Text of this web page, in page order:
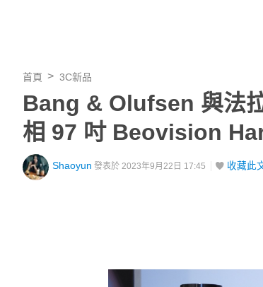
首頁 3C新品
Bang & Olufsen 與法
相 97 吋 Beovision
Shaoyun 發表於 2023年9月22日 17:45 收藏此